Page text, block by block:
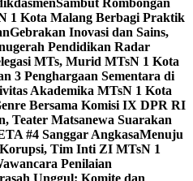
Sambut Rombongan
1 Kota Malang Berbagi Praktik
Gebrakan Inovasi dan Sains,
Pendidikan Radar
MTs, Murid MTsN 1 Kota
3 Penghargaan Sementara di
Akademika MTsN 1 Kota
Bersama Komisi IX DPR RI
Teater Matsanewa Suarakan
#4 Sanggar AngkasaMenuju
Tim Inti ZI MTsN 1
Penilaian
Unggul: Komite dan